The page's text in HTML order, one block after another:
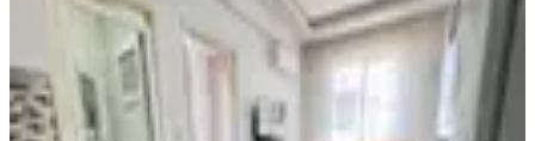
Dulkadiroğlu, Egemenlik Mahallesi
1+1
15.750 ₺